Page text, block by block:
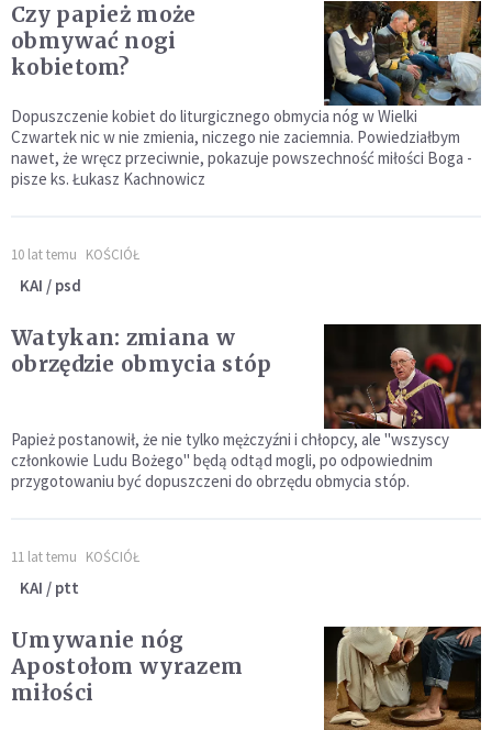
Czy papież może
obmywać nogi
kobietom?
Dopuszczenie kobiet do liturgicznego obmycia nóg w Wielki
Czwartek nic w nie zmienia, niczego nie zaciemnia. Powiedziałbym
nawet, że wręcz przeciwnie, pokazuje powszechność miłości Boga -
pisze ks. Łukasz Kachnowicz
10 lat temu KOŚCIÓŁ
KAI / psd
Watykan: zmiana w
obrzędzie obmycia stóp
Papież postanowił, że nie tylko mężczyźni i chłopcy, ale "wszyscy
członkowie Ludu Bożego" będą odtąd mogli, po odpowiednim
przygotowaniu być dopuszczeni do obrzędu obmycia stóp.
11 lat temu KOŚCIÓŁ
KAI / ptt
Umywanie nóg
Apostołom wyrazem
miłości